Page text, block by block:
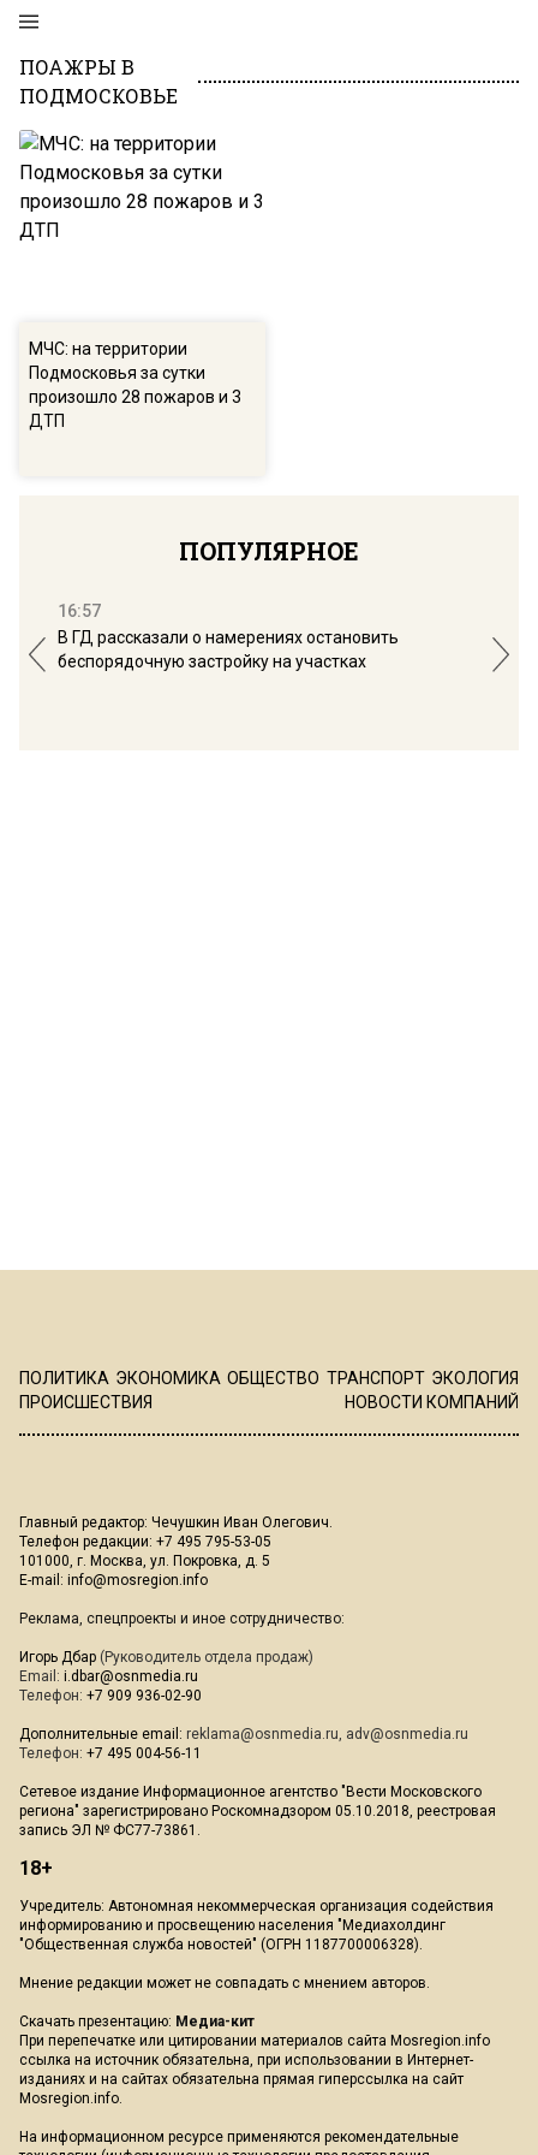
ПОАЖРЫ В
ПОДМОСКОВЬЕ
МЧС: на территории
Подмосковья за сутки
произошло 28 пожаров и 3
ДТП
ПОПУЛЯРНОЕ
16:57
В ГД рассказали о намерениях остановить
беспорядочную застройку на участках
ПОЛИТИКА ЭКОНОМИКА ОБЩЕСТВО ТРАНСПОРТ ЭКОЛОГИЯ
ПРОИСШЕСТВИЯ
НОВОСТИ КОМПАНИЙ
Главный редактор: Чечушкин Иван Олегович.
Телефон редакции: +7 495 795-53-05
101000, г. Москва, ул. Покровка, д. 5
E-mail: info@mosregion.info
Реклама, спецпроекты и иное сотрудничество:
Игорь Дбар (Руководитель отдела продаж)
Email: i.dbar@osnmedia.ru
Телефон: +7 909 936-02-90
Дополнительные email: reklama@osnmedia.ru, adv@osnmedia.ru
Телефон: +7 495 004-56-11
Сетевое издание Информационное агентство "Вести Московского
региона" зарегистрировано Роскомнадзором 05.10.2018, реестровая
запись ЭЛ № ФС77-73861.
18+
Учредитель: Автономная некоммерческая организация содействия
информированию и просвещению населения "Медиахолдинг
"Общественная служба новостей" (ОГРН 1187700006328).
Мнение редакции может не совпадать с мнением авторов.
Скачать презентацию: Медиа-кит
При перепечатке или цитировании материалов сайта Mosregion.info
ссылка на источник обязательна, при использовании в Интернет-
изданиях и на сайтах обязательна прямая гиперссылка на сайт
Mosregion.info.
На информационном ресурсе применяются рекомендательные